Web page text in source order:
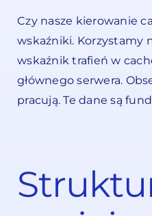
Czy nasze kierowanie
wskaźniki. Korzystamy
wskaźnik trafień w
głównego serwera.
pracują. Te dane są